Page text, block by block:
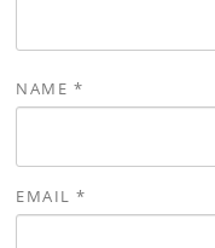
NAME *
EMAIL*